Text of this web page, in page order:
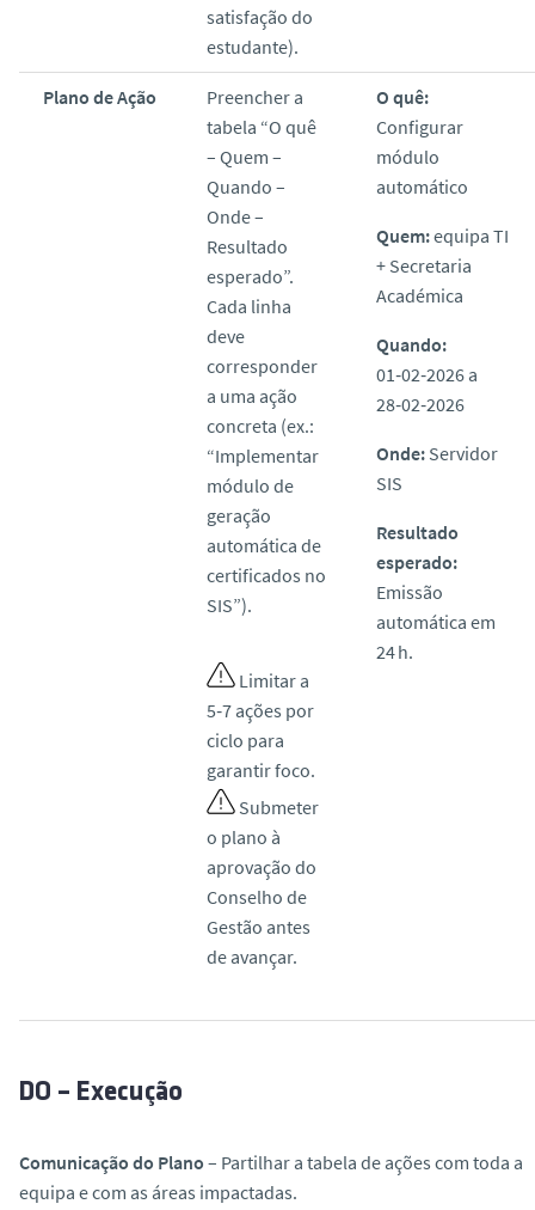
satisfação do
estudante).
Plano de Ação
Preencher a
tabela “O quê
– Quem –
Quando –
Onde –
Resultado
esperado”.
Cada linha
deve
corresponder
a uma ação
concreta (ex.:
“Implementar
módulo de
geração
automática de
certificados no
SIS”).
Limitar a
5‑7 ações por
ciclo para
garantir foco.
Submeter
o plano à
aprovação do
Conselho de
Gestão antes
de avançar.
O quê:
Configurar
módulo
automático
Quem:equipa TI
+ Secretaria
Académica
Quando:
01‑02‑2026 a
28‑02‑2026
Onde: Servidor
SIS
Resultado
esperado:
Emissão
automática em
24 h.
DO – Execução
Comunicação do Plano – Partilhar a tabela de ações com toda a
equipa e com as áreas impactadas.